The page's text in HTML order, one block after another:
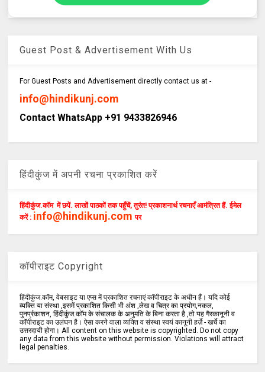
Guest Post & Advertisement With Us
For Guest Posts and Advertisement directly contact us at -
info@hindikunj.com
Contact WhatsApp +91 9433826946
हिंदीकुंज में अपनी रचना प्रकाशित करें
हिंदीकुंज.कॉम में छपें. लाखों पाठकों तक पहुँचें, तुरंत! प्रकाशनार्थ रचनाएँ आमंत्रित हैं. ईमेल
करें : info@hindikunj.com पर
कॉपीराइट Copyright
हिंदीकुंज.कॉम, वेबसाइट या एप्स में प्रकाशित रचनाएं कॉपीराइट के अधीन हैं। यदि कोई
व्यक्ति या संस्था ,इसमें प्रकाशित किसी भी अंश ,लेख व चित्र का प्रयोग,नकल,
पुनर्प्रकाशन, हिंदीकुंज.कॉम के संचालक के अनुमति के बिना करता है ,तो यह गैरकानूनी व
कॉपीराइट का उलंघन है। ऐसा करने वाला व्यक्ति व संस्था स्वयं कानूनी हर्ज़े - खर्चे का
उत्तरदायी होगा। All content on this website is copyrighted. Do not copy
any data from this website without permission. Violations will attract
legal penalties.